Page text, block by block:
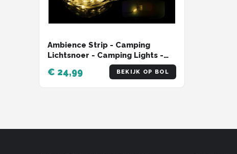
Ambience Strip - Camping
Lichtsnoer - Camping Lights -
Camping Licht - 8 Meter Lang -
Oplaadbaar - Warm Wit -
Oprolbaar - Voor Buiten
€ 24,99 BEKIJK OP BOL